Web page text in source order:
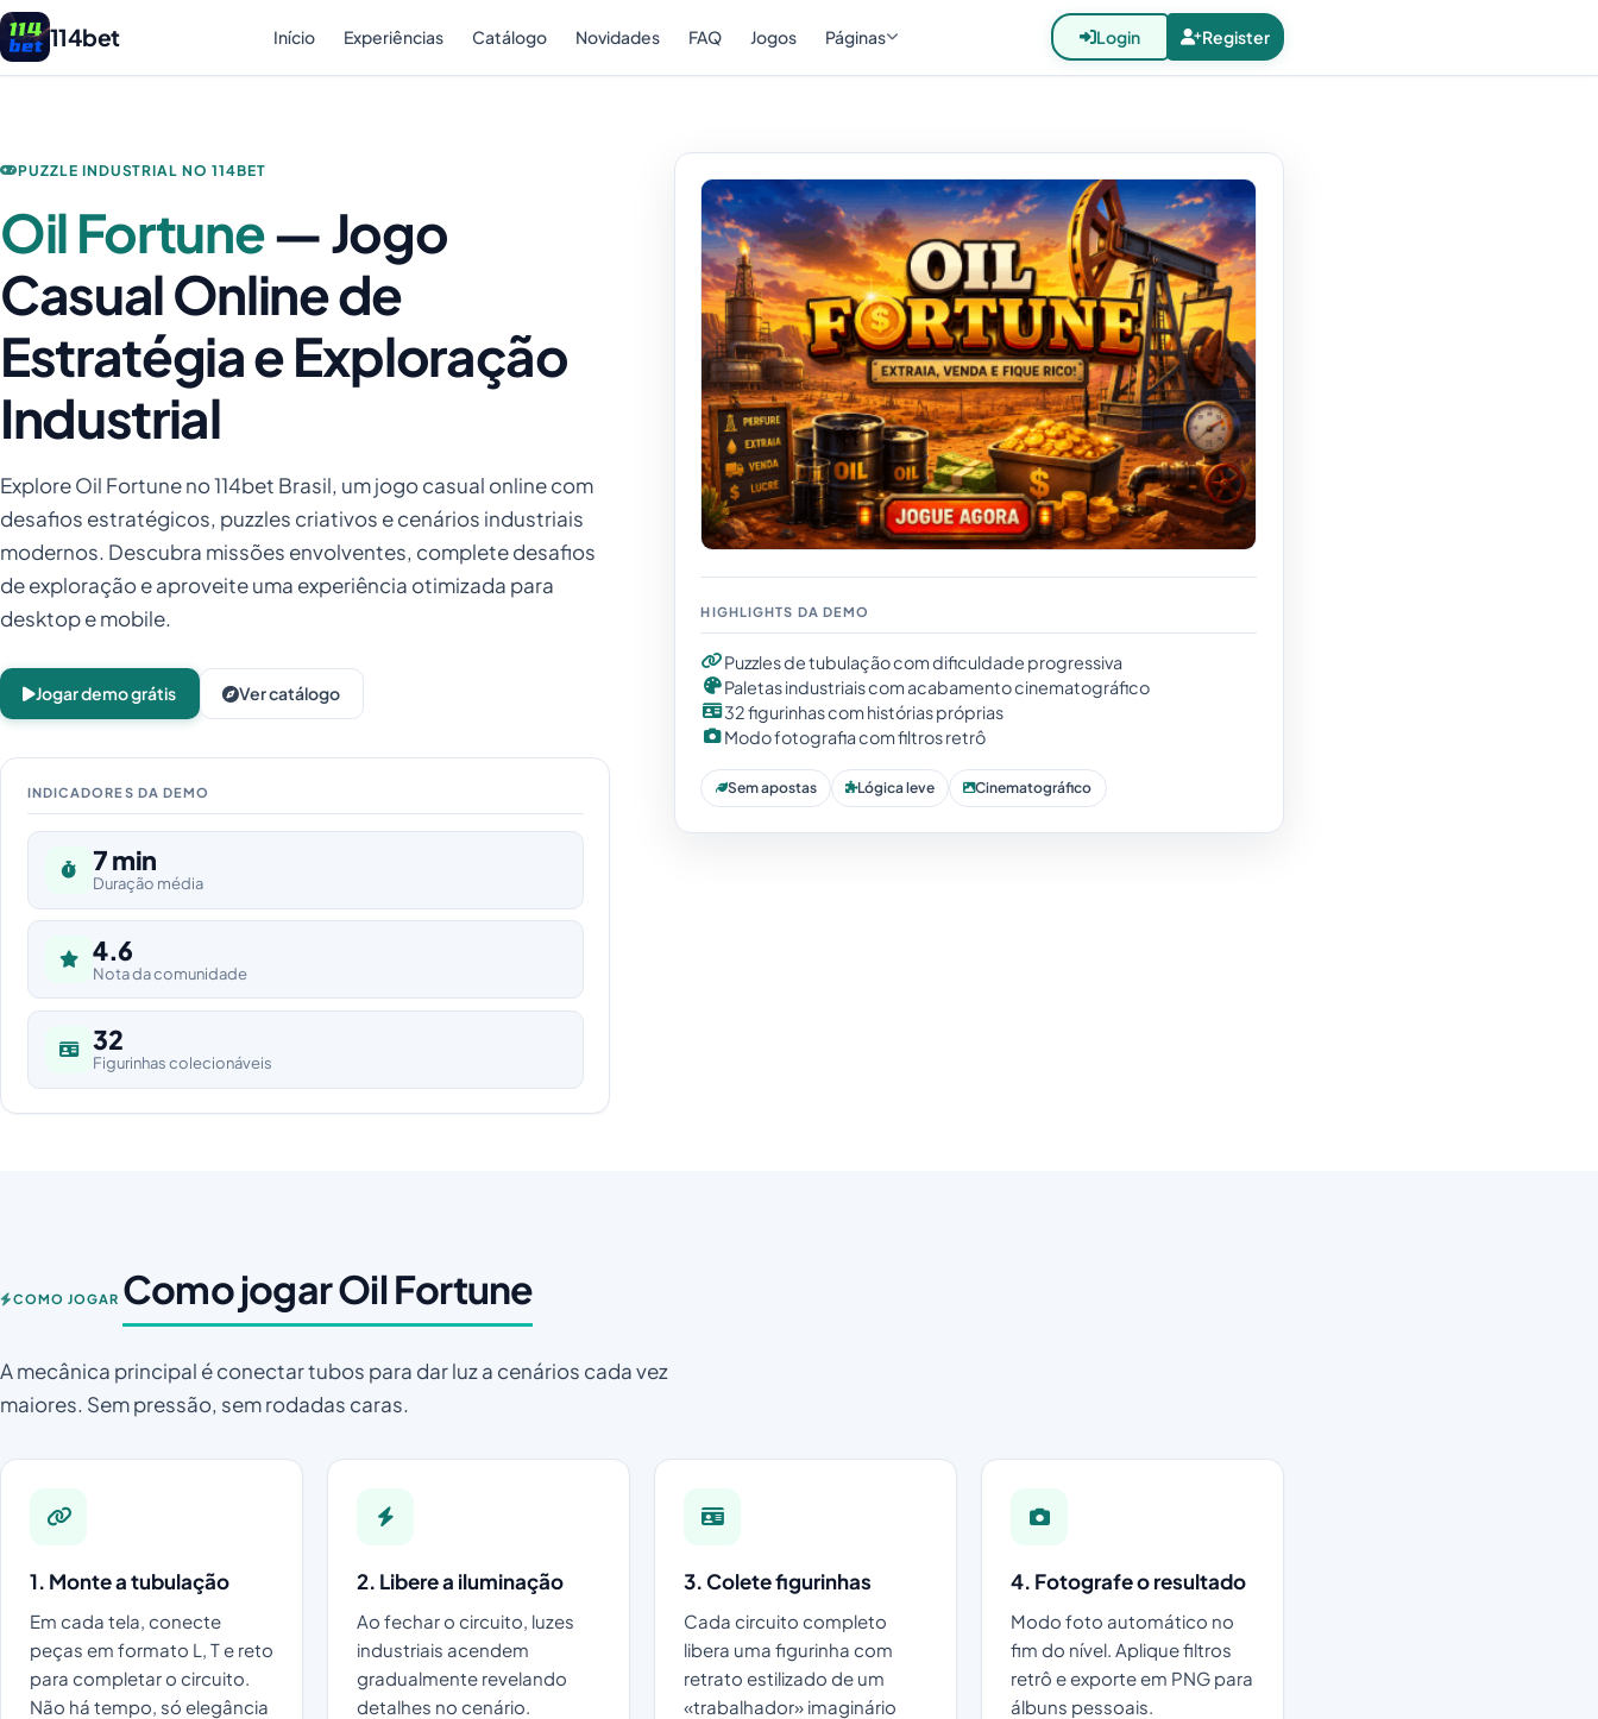
114bet Início Experiências Catálogo Novidades FAQ Jogos Páginas Login Register
PUZZLE INDUSTRIAL NO 114BET
Oil Fortune— Jogo
Casual Online de
Estratégia e Exploração
Industrial
Explore Oil Fortune no 114bet Brasil, um jogo casual online com
desafios estratégicos, puzzles criativos e cenários industriais
modernos. Descubra missões envolventes, complete desafios
de exploração e aproveite uma experiência otimizada para
desktop e mobile.
Jogar demo grátis Ver catálogo
INDICADORES DA DEMO
7 min
Duração média
4.6
Nota da comunidade
32
Figurinhas colecionáveis
HIGHLIGHTS DA DEMO
Puzzles de tubulação com dificuldade progressiva
Paletas industriais com acabamento cinematográfico
32 figurinhas com histórias próprias
Modo fotografia com filtros retrô
Sem apostas Lógica leve Cinematográfico
COMO JOGAR Como jogar Oil Fortune
A mecânica principal é conectar tubos para dar luz a cenários cada vez
maiores. Sem pressão, sem rodadas caras.
1. Monte a tubulação
Em cada tela, conecte
peças em formato L, T e reto
para completar o circuito.
Não há tempo, só elegância
2. Libere a iluminação
Ao fechar o circuito, luzes
industriais acendem
gradualmente revelando
detalhes no cenário.
3. Colete figurinhas
Cada circuito completo
libera uma figurinha com
retrato estilizado de um
«trabalhador» imaginário
4. Fotografe o resultado
Modo foto automático no
fim do nível. Aplique filtros
retrô e exporte em PNG para
álbuns pessoais.